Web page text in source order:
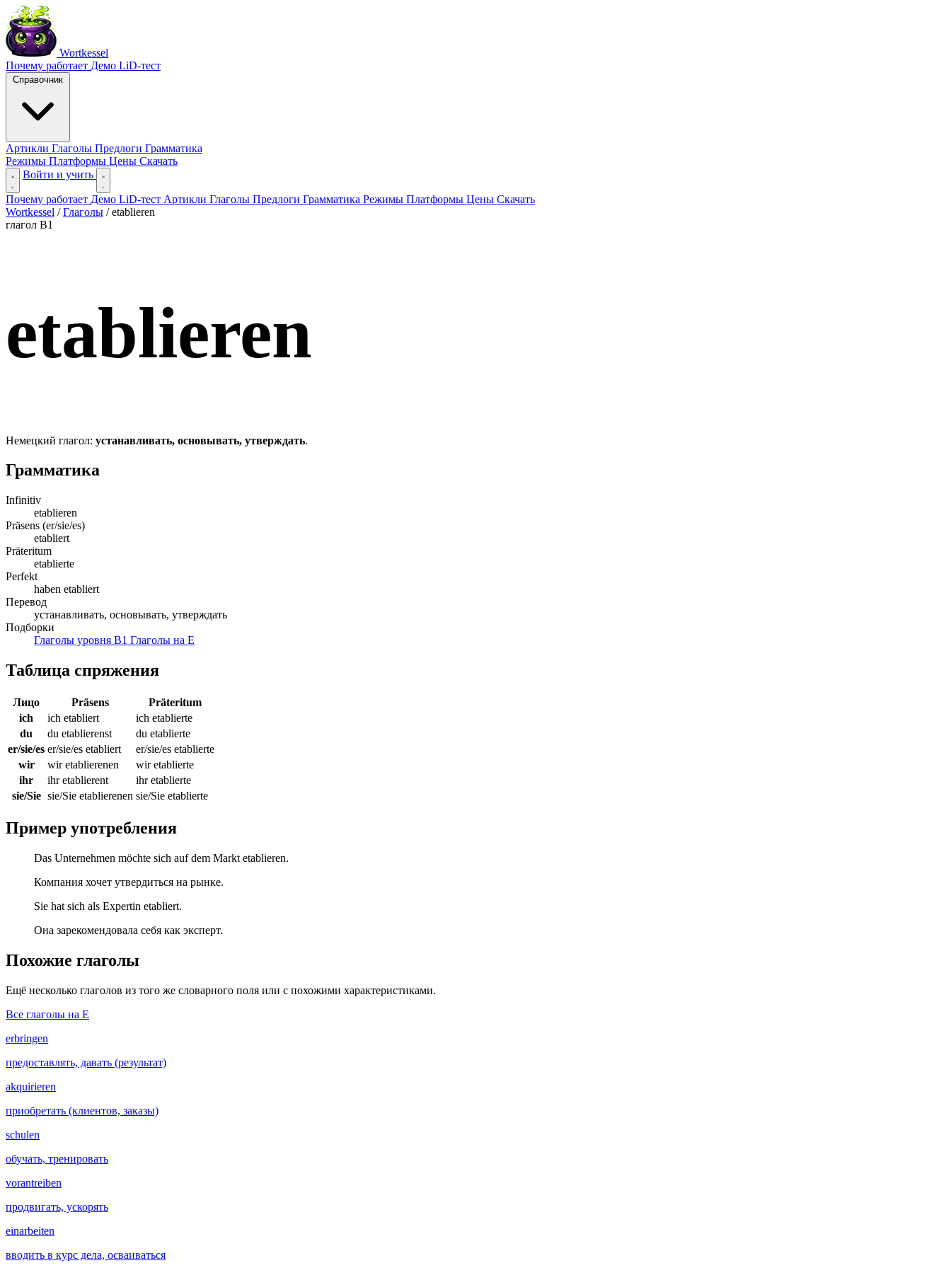
Wortkessel
Почему работает Демо LiD-тест
Справочник
Артикли Глаголы Предлоги Грамматика
Режимы Платформы Цены Скачать
Войти и учить
Почему работает Демо LiD-тест Артикли Глаголы Предлоги Грамматика Режимы Платформы Цены Скачать
Wortkessel / Глаголы / etablieren
глагол B1
etablieren
Немецкий глагол: устанавливать, основывать, утверждать.
Грамматика
Infinitiv
etablieren
Präsens (er/sie/es)
etabliert
Präteritum
etablierte
Perfekt
haben etabliert
Перевод
устанавливать, основывать, утверждать
Подборки
Глаголы уровня B1 Глаголы на E
Таблица спряжения
Лицо Präsens
Präteritum
ich
ich etabliert
ich etablierte
du
du etablierenst
du etablierte
er/sie/es er/sie/es etabliert
er/sie/es etablierte
wir
wir etablierenen
wir etablierte
ihr
ihr etablierent
ihr etablierte
sie/Sie sie/Sie etablierenen sie/Sie etablierte
Пример употребления
Das Unternehmen möchte sich auf dem Markt etablieren.
Компания хочет утвердиться на рынке.
Sie hat sich als Expertin etabliert.
Она зарекомендовала себя как эксперт.
Похожие глаголы
Ещё несколько глаголов из того же словарного поля или с похожими характеристиками.
Все глаголы на E
erbringen
предоставлять, давать (результат)
akquirieren
приобретать (клиентов, заказы)
schulen
обучать, тренировать
vorantreiben
продвигать, ускорять
einarbeiten
вводить в курс дела, осваиваться